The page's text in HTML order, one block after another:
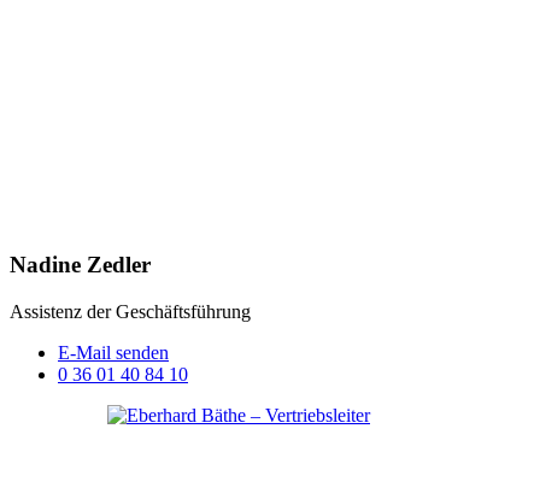
Nadine Zedler
Assistenz der Geschäftsführung
E-Mail senden
0 36 01 40 84 10